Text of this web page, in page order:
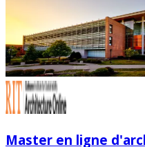
Master en ligne